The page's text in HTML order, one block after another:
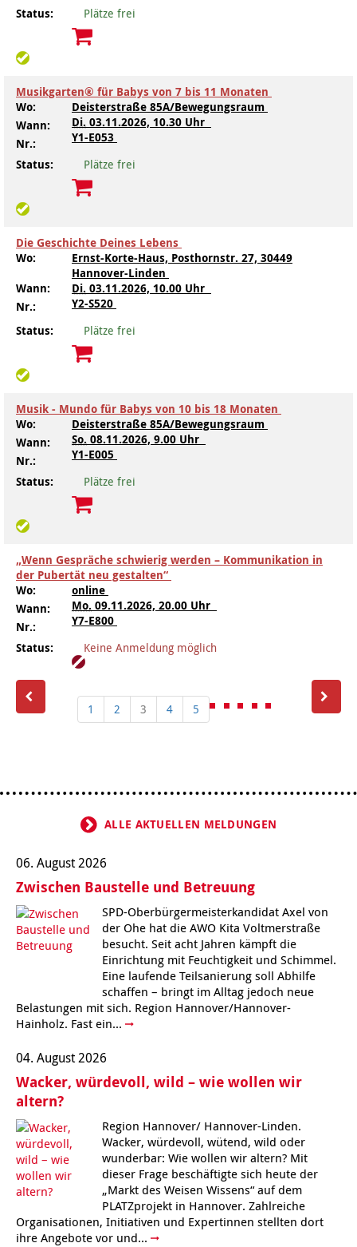
Status: Plätze frei
Musikgarten® für Babys von 7 bis 11 Monaten
Wo:
Deisterstraße 85A/Bewegungsraum
Wann:
Di. 03.11.2026, 10.30 Uhr
Nr.:
Y1-E053
Status:
Plätze frei
Die Geschichte Deines Lebens
Wo:
Ernst-Korte-Haus, Posthornstr. 27, 30449
Hannover-Linden
Wann:
Di. 03.11.2026, 10.00 Uhr
Nr.:
Y2-S520
Status:
Plätze frei
Musik - Mundo für Babys von 10 bis 18 Monaten
Wo:
Deisterstraße 85A/Bewegungsraum
Wann:
So. 08.11.2026, 9.00 Uhr
Nr.:
Y1-E005
Status:
Plätze frei
„Wenn Gespräche schwierig werden – Kommunikation in
der Pubertät neu gestalten“
Wo:
online
Wann:
Mo. 09.11.2026, 20.00 Uhr
Nr.:
Y7-E800
Status:
Keine Anmeldung möglich
1 2 3 4 5
ALLE AKTUELLEN MELDUNGEN
06. August 2026
Zwischen Baustelle und Betreuung
SPD-Oberbürgermeisterkandidat Axel von
der Ohe hat die AWO Kita Voltmerstraße
besucht. Seit acht Jahren kämpft die
Einrichtung mit Feuchtigkeit und Schimmel.
Eine laufende Teilsanierung soll Abhilfe
schaffen – bringt im Alltag jedoch neue
Belastungen mit sich. Region Hannover/Hannover-
Hainholz. Fast ein...
04. August 2026
Wacker, würdevoll, wild – wie wollen wir
altern?
Region Hannover/ Hannover-Linden.
Wacker, würdevoll, wütend, wild oder
wunderbar: Wie wollen wir altern? Mit
dieser Frage beschäftigte sich heute der
„Markt des Weisen Wissens“ auf dem
PLATZprojekt in Hannover. Zahlreiche
Organisationen, Initiativen und Expertinnen stellten dort
ihre Angebote vor und...